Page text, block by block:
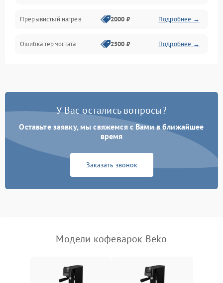
Прерывистый нагрев 2000 ₽ Подробнее →
Ошибка термостата 2500 ₽ Подробнее →
У Вас остались вопросы?
Оставьте заявку, мы свяжемся с Вами в ближайшее
время
Заказать звонок
Модели кофеварок Beko